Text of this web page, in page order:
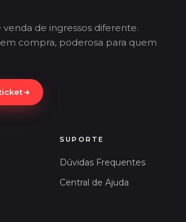
de ingressos diferente.
compra, poderosa para quem
SUPORTE
Dúvidas Frequentes
Central de Ajuda